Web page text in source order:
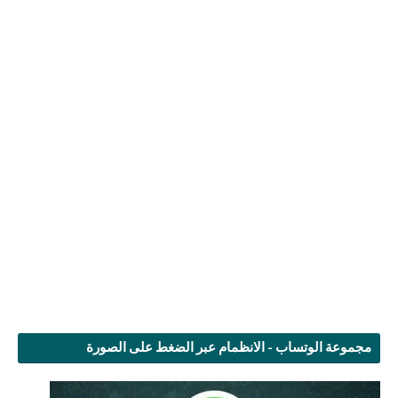
مجموعة الوتساب - الانظمام عبر الضغط على الصورة